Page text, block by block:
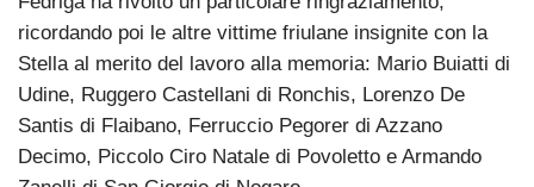
ricordando poi le altre vittime friulane insignite con la
Stella al merito del lavoro alla memoria: Mario Buiatti di
Udine, Ruggero Castellani di Ronchis, Lorenzo De
Santis di Flaibano, Ferruccio Pegorer di Azzano
Decimo, Piccolo Ciro Natale di Povoletto e Armando